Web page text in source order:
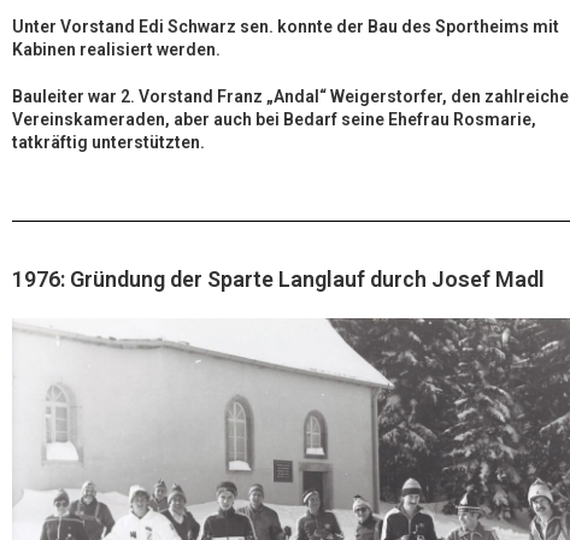
Unter Vorstand Edi Schwarz sen. konnte der Bau des Sportheims mit
Kabinen realisiert werden.
Bauleiter war 2. Vorstand Franz „Andal“ Weigerstorfer, den zahlreiche
Vereinskameraden, aber auch bei Bedarf seine Ehefrau Rosmarie,
tatkräftig unterstützten.
1976: Gründung der Sparte Langlauf durch Josef Madl